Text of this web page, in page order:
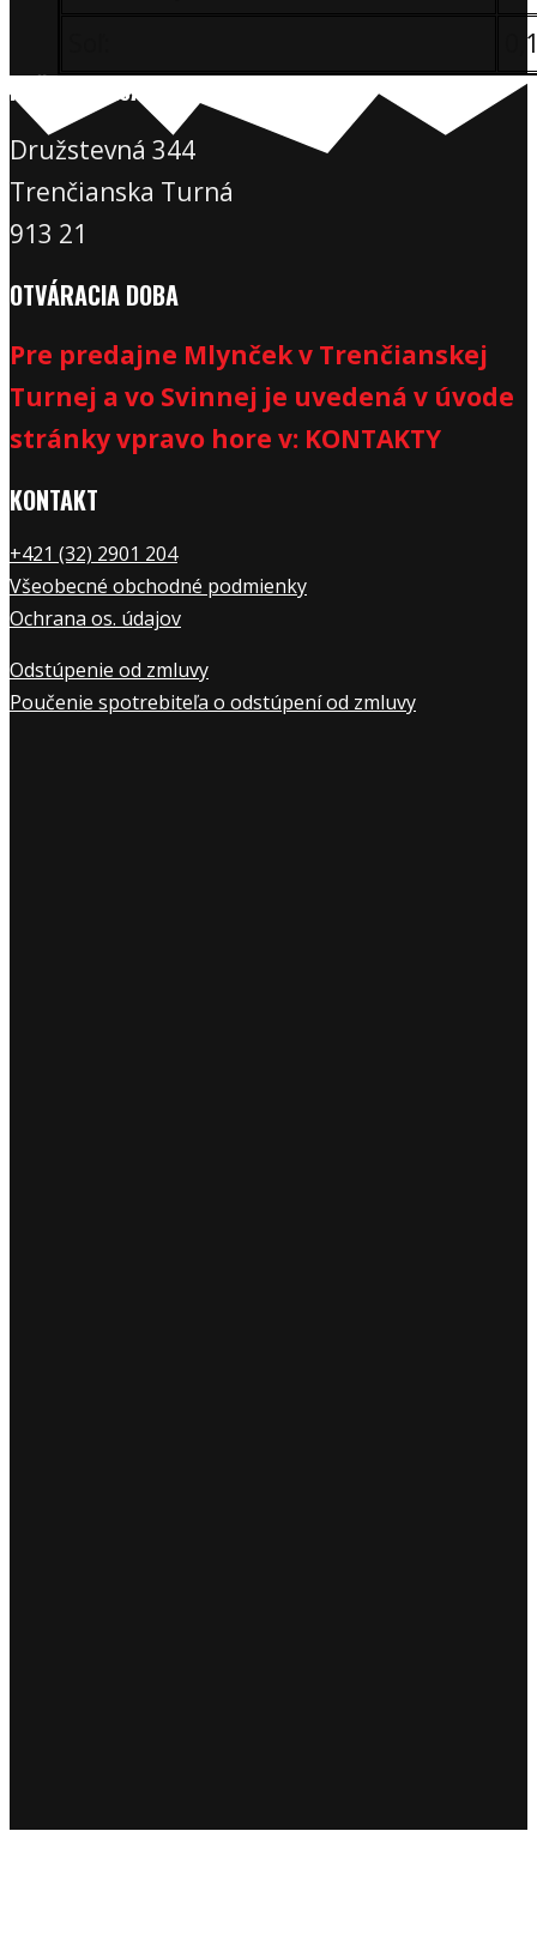
NAŠA ADRESA
Družstevná 344
Trenčianska Turná
913 21
OTVÁRACIA DOBA
Pre predajne Mlynček v Trenčianskej
Turnej a vo Svinnej je uvedená v úvode
stránky vpravo hore v: KONTAKTY
KONTAKT
+421 (32) 2901 204
Všeobecné obchodné podmienky
Ochrana os. údajov
Odstúpenie od zmluvy
Poučenie spotrebiteľa o odstúpení od zmluvy